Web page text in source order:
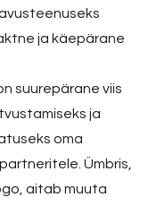
ja käepärane
suurepärane viis
ja
oma
Ümbris,
aitab muuta